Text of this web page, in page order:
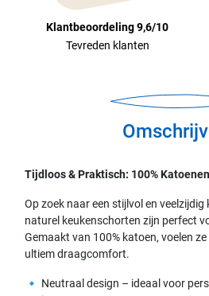
Klantbeoordeling 9,6/10
Tevreden klanten
Tijdloos & Praktisch: 100%
Op zoek naar een stijlvol en
naturel keukenschorten zijn perfect
Gemaakt van 100% katoen, voelen
ultiem draagcomfort.
🔹 Neutraal design – ideaal voor